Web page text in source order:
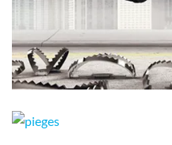
Employeurs
Publiez une offre d'emploi